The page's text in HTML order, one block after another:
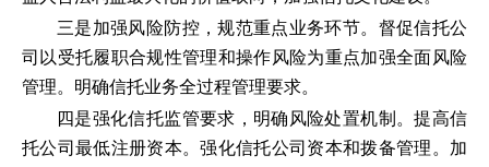
三是加强风险防控，规范重点业务环节。督促信托公
司以受托履职合规性管理和操作风险为重点加强全面风险
管理。明确信托业务全过程管理要求。
四是强化信托监管要求，明确风险处置机制。提高信
托公司最低注册资本。强化信托公司资本和拨备管理。加